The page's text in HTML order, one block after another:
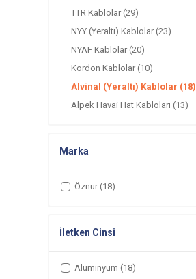
TTR Kablolar (29)
NYY (Yeraltı) Kablolar (23)
NYAF Kablolar (20)
Kordon Kablolar (10)
Alvinal (Yeraltı) Kablolar (18)
Alpek Havai Hat Kabloları (13)
Marka
Öznur (18)
İletken Cinsi
Alüminyum (18)